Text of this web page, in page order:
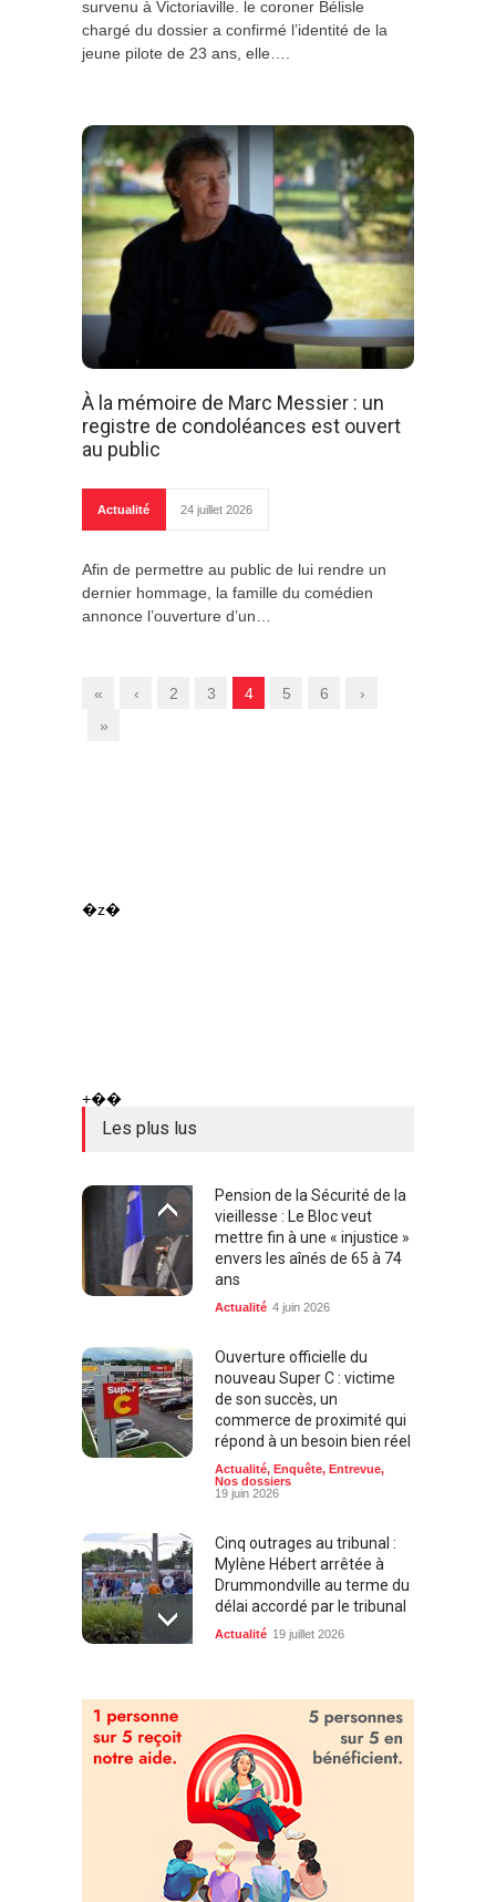
survenu à Victoriaville. le coroner Bélisle
chargé du dossier a confirmé l’identité de la
jeune pilote de 23 ans, elle….
À la mémoire de Marc Messier : un
registre de condoléances est ouvert
au public
Actualité 24 juillet 2026
Afin de permettre au public de lui rendre un
dernier hommage, la famille du comédien
annonce l’ouverture d’un…
« ‹ 2 3 4 5 6
›
»
�z�
+��
Les plus lus
Pension de la Sécurité de la
vieillesse : Le Bloc veut
mettre fin à une « injustice »
envers les aînés de 65 à 74
ans
Actualité 4 juin 2026
Ouverture officielle du
nouveau Super C : victime
de son succès, un
commerce de proximité qui
répond à un besoin bien réel
Actualité, Enquête, Entrevue,
Nos dossiers
19 juin 2026
Cinq outrages au tribunal :
Mylène Hébert arrêtée à
Drummondville au terme du
délai accordé par le tribunal
Actualité 19 juillet 2026
deux policiers de la SQ
suspendus 12 jours, la mère
souhaite un protocole plus
uniforme et des correctifs à
l’intersection
Actualité 18 juillet 2026
Un nouveau Super C et 20
M$ d’investissements